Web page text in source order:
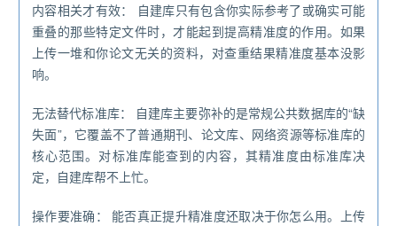
内容相关才有效： 自建库只有包含你实际参考了或确实可能
重叠的那些特定文件时，才能起到提高精准度的作用。如果
上传一堆和你论文无关的资料，对查重结果精准度基本没影
响。
无法替代标准库： 自建库主要弥补的是常规公共数据库的“缺
失面”，它覆盖不了普通期刊、论文库、网络资源等标准库的
核心范围。对标准库能查到的内容，其精准度由标准库决
定，自建库帮不上忙。
操作要准确： 能否真正提升精准度还取决于你怎么用。上传